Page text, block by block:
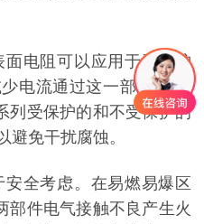
电阻可以应用于受保护
电流通过这一部分,或一
列受保护的和不受保护的
避免干扰腐蚀。
全考虑。在易燃易爆区
部件电气接触不良产生火